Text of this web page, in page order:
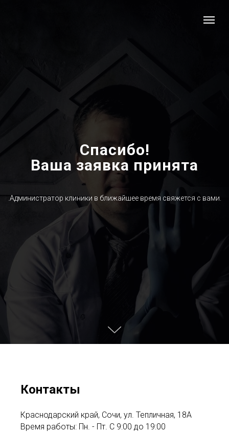
Спасибо!
Ваша заявка принята
.Администратор клиники в ближайшее время свяжется с вами.
Контакты
Краснодарский край, Сочи, ул. Тепличная, 18А
Время работы: Пн. - Пт. С 9:00 до 19:00